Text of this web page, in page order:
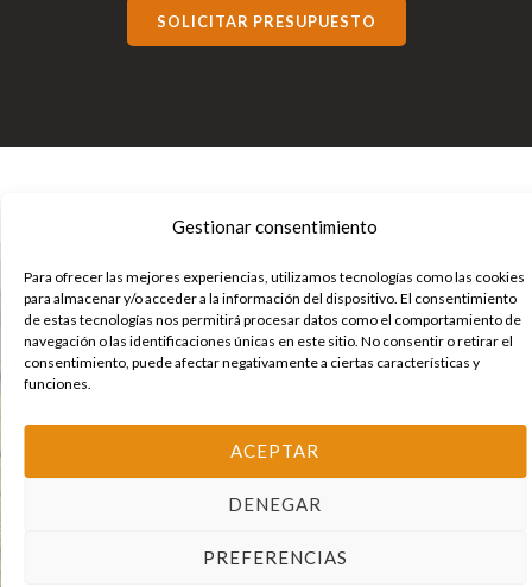
Gestionar consentimiento
Para ofrecer las mejores experiencias, utilizamos tecnologías como las cookies
para almacenar y/o acceder a la información del dispositivo. El consentimiento
de estas tecnologías nos permitirá procesar datos como el comportamiento de
navegación o las identificaciones únicas en este sitio. No consentir o retirar el
consentimiento, puede afectar negativamente a ciertas características y
funciones.
ACEPTAR
DENEGAR
PREFERENCIAS
SOLICITAR PRESUPUESTO